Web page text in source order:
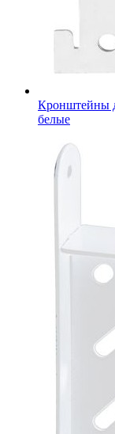
Кронштейны
белые